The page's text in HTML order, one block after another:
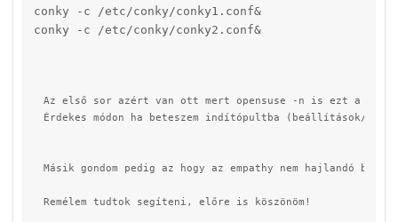
conky -c /etc/conky/conky1.conf&
conky -c /etc/conky/conky2.conf&
Az első sor azért van ott mert opensuse -n is ezt a
Érdekes módon ha beteszem indítópultba (beállítások/
Másik gondom pedig az hogy az empathy nem hajlandó
Remélem tudtok segíteni, előre is köszönöm!